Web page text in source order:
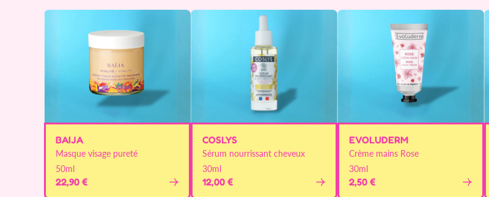
BAIJA
Masque visage pureté
50ml
22,90 €
COSLYS
Sérum nourrissant cheveux
30ml
12,00 €
EVOLUDERM
Crème mains Rose
30ml
2,50 €